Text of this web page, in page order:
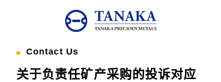
Contact Us
关于负责任矿产采购的投诉对应